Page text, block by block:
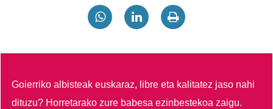
Goierriko albisteak euskaraz, libre eta kalitatez jaso nahi
dituzu? Horretarako zure babesa ezinbestekoa zaigu.